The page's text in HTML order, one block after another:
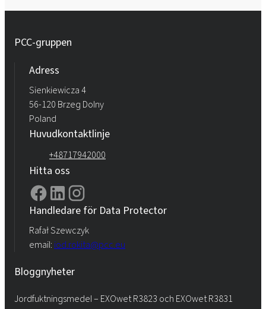
PCC-gruppen
Adress
Sienkiewicza 4
56-120 Brzeg Dolny
Poland
Huvudkontaktlinje
+48717942000
Hitta oss
Handledare för Data Protector
Rafał Szewczyk
email: iod.rokita@pcc.eu
Bloggnyheter
Jordfuktningsmedel – EXOwet R3823 och EXOwet R3831